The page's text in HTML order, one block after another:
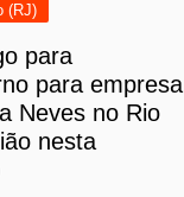
(RJ)
para
para empresa
Neves no Rio
nesta